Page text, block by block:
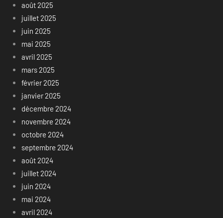
août 2025
juillet 2025
juin 2025
mai 2025
avril 2025
mars 2025
février 2025
janvier 2025
décembre 2024
novembre 2024
octobre 2024
septembre 2024
août 2024
juillet 2024
juin 2024
mai 2024
avril 2024